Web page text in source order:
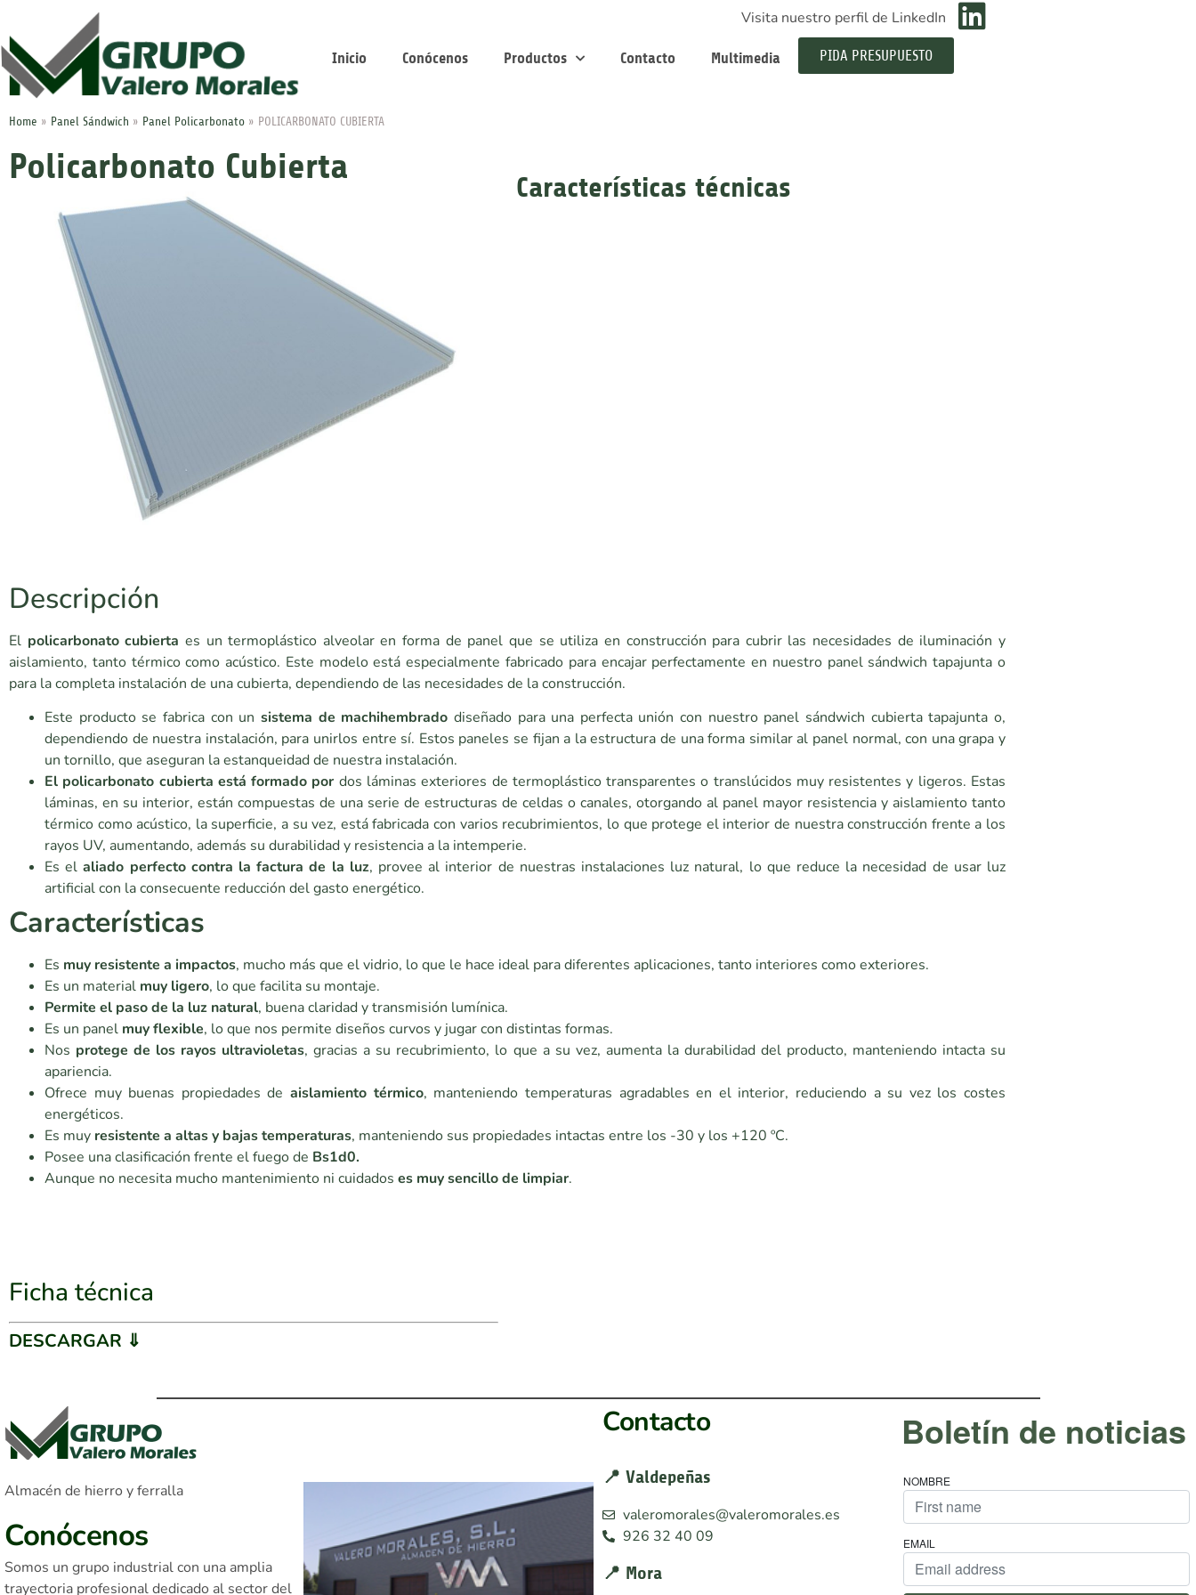
Visita nuestro perfil de LinkedIn
Inicio Conócenos Productos Contacto Multimedia PIDA PRESUPUESTO
Home » Panel Sándwich » Panel Policarbonato » POLICARBONATO CUBIERTA
Policarbonato Cubierta
Características técnicas
Descripción
El policarbonato cubierta es un termoplástico alveolar en forma de panel que se utiliza en construcción para cubrir las necesidades de iluminación y
aislamiento, tanto térmico como acústico. Este modelo está especialmente fabricado para encajar perfectamente en nuestro panel sándwich tapajunta o
para la completa instalación de una cubierta, dependiendo de las necesidades de la construcción.
Este producto se fabrica con un sistema de machihembrado diseñado para una perfecta unión con nuestro panel sándwich cubierta tapajunta o,
dependiendo de nuestra instalación, para unirlos entre sí. Estos paneles se fijan a la estructura de una forma similar al panel normal, con una grapa y
un tornillo, que aseguran la estanqueidad de nuestra instalación.
El policarbonato cubierta está formado por dos láminas exteriores de termoplástico transparentes o translúcidos muy resistentes y ligeros. Estas
láminas, en su interior, están compuestas de una serie de estructuras de celdas o canales, otorgando al panel mayor resistencia y aislamiento tanto
térmico como acústico, la superficie, a su vez, está fabricada con varios recubrimientos, lo que protege el interior de nuestra construcción frente a los
rayos UV, aumentando, además su durabilidad y resistencia a la intemperie.
Es elaliado perfecto contra la factura de la luz, provee al interior de nuestras instalaciones luz natural, lo que reduce la necesidad de usar luz
artificial con la consecuente reducción del gasto energético.
Características
Es muy resistente a impactos, mucho más que el vidrio, lo que le hace ideal para diferentes aplicaciones, tanto interiores como exteriores.
Es un material muy ligero, lo que facilita su montaje.
Permite el paso de la luz natural, buena claridad y transmisión lumínica.
Es un panel muy flexible, lo que nos permite diseños curvos y jugar con distintas formas.
Nos protege de los rayos ultravioletas, gracias a su recubrimiento, lo que a su vez, aumenta la durabilidad del producto, manteniendo intacta su
apariencia.
Ofrece muy buenas propiedades deaislamiento térmico, manteniendo temperaturas agradables en el interior, reduciendo a su vez los costes
energéticos.
Es muy resistente a altas y bajas temperaturas, manteniendo sus propiedades intactas entre los -30 y los +120 ºC.
Posee una clasificación frente el fuego de Bs1d0.
Aunque no necesita mucho mantenimiento ni cuidados es muy sencillo de limpiar.
Ficha técnica
DESCARGAR ⇓
Almacén de hierro y ferralla
Conócenos
Somos un grupo industrial con una amplia
trayectoria profesional dedicado al sector del
Contacto
📍 Valdepeñas
valeromorales@valeromorales.es
926 32 40 09
📍 Mora
Boletín de noticias
NOMBRE
EMAIL